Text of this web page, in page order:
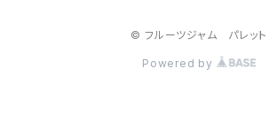
© フルーツジャム パレット
Powered by